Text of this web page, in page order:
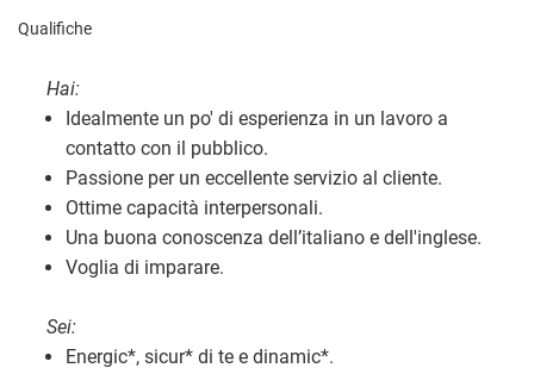
Qualifiche
Hai:
Idealmente un po' di esperienza in un lavoro a
contatto con il pubblico.
Passione per un eccellente servizio al cliente.
Ottime capacità interpersonali.
Una buona conoscenza dell’italiano e dell'inglese.
Voglia di imparare.
Sei:
Energic*, sicur* di te e dinamic*.